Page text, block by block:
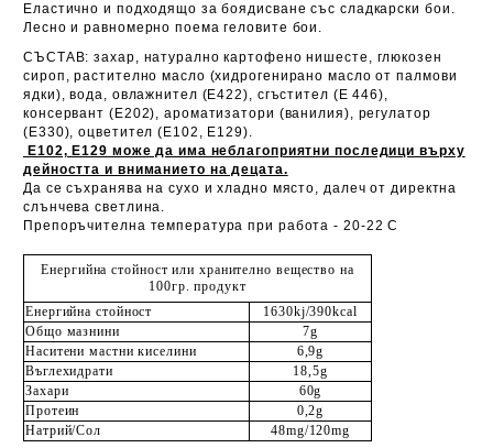
Еластично и подходящо за боядисване със сладкарски бои.
Лесно и равномерно поема геловите бои.
СЪСТАВ: захар, натурално картофено нишесте, глюкозен
сироп, растително масло (хидрогенирано масло от палмови
ядки), вода, овлажнител (E422), сгъстител (Е 446),
консервант (E202), ароматизатори (ванилия), регулатор
(Е330), оцветител (Е102, Е129).
Е102, Е129 може да има неблагоприятни последици върху
дейността и вниманието на децата.
Да се съхранява на сухо и хладно място, далеч от директна
слънчева светлина.
Препоръчителна температура при работа - 20-22 C
Енергийна стойност или хранително вещество на
100гр. продукт
Енергийна стойност
1630kj/390kcal
Общо мазнини
7g
Наситени мастни киселини
6,9g
Въглехидрати
18,5g
Захари
60g
Протеин
0,2g
Натрий/Сол
48mg/120mg